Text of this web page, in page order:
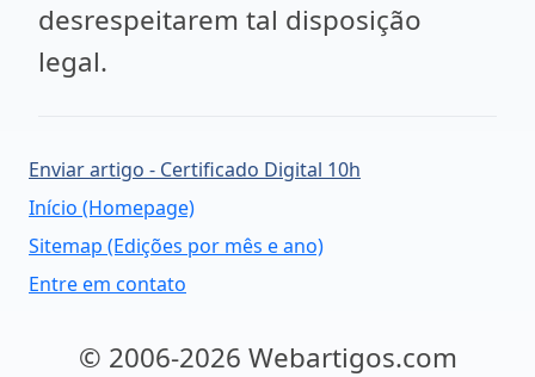
desrespeitarem tal disposição
legal.
Enviar artigo - Certificado Digital 10h
Início (Homepage)
Sitemap (Edições por mês e ano)
Entre em contato
© 2006-2026 Webartigos.com